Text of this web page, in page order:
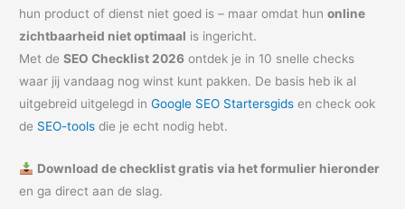
hun product of dienst niet goed is – maar omdat hunonline
zichtbaarheid niet optimaal is ingericht.
Met deSEO Checklist 2026 ontdek je in 10 snelle checks
waar jij vandaag nog winst kunt pakken. De basis heb ik al
uitgebreid uitgelegd inGoogle SEO Startersgids en check ook
de SEO-tools die je echt nodig hebt.
Download de checklist gratis via het formulier hieronder
en ga direct aan de slag.